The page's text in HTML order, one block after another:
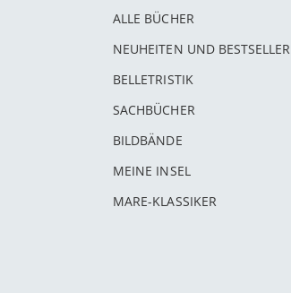
ALLE BÜCHER
NEUHEITEN UND BESTSELLER
BELLETRISTIK
SACHBÜCHER
BILDBÄNDE
MEINE INSEL
MARE-KLASSIKER